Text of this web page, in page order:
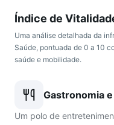
Índice de
Uma análise detalhada da
Saúde, pontuada de 0 a 10
saúde e mobilidade.
Gastronomia
Um polo de